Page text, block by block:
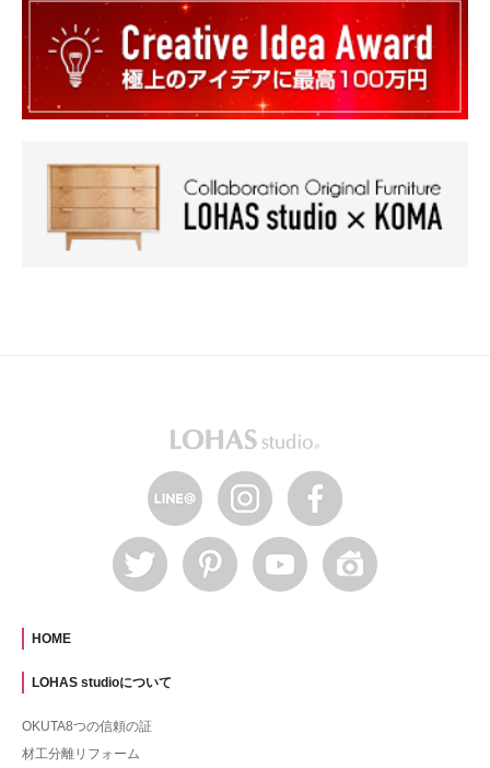
HOME
LOHAS studioについて
OKUTA8つの信頼の証
材工分離リフォーム